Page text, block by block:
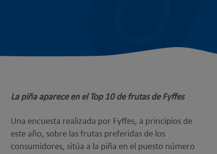
La piña aparece en el Top 10 de frutas de Fyffes
Una encuesta realizada por Fyffes, a principios de
este año, sobre las frutas preferidas de los
consumidores, sitúa a la piña en el puesto número